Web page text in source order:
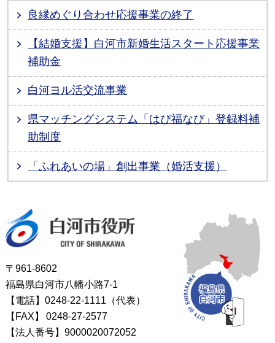
良縁めぐり合わせ応援事業の終了
【結婚支援】白河市新婚生活スタート応援事業
補助金
白河ヨル活交流事業
県マッチングシステム「はぴ福なび」登録料補
助制度
「ふれあいの場」創出事業（婚活支援）
〒961-8602
福島県白河市八幡小路7-1
【電話】0248-22-1111（代表）
【FAX】
0248-27-2577
【法人番号】9000020072052